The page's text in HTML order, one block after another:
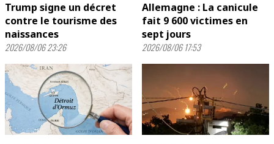
Trump signe un décret
contre le tourisme des
naissances
2026/08/06 23:26
Allemagne : La canicule
fait 9 600 victimes en
sept jours
2026/08/06 17:53